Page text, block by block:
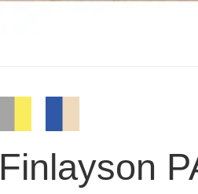
Finlayson